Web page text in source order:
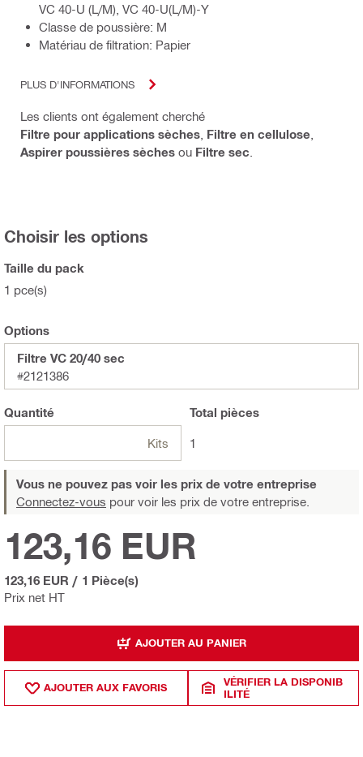
VC 40-U (L/M), VC 40-U(L/M)-Y
Classe de poussière: M
Matériau de filtration: Papier
PLUS D'INFORMATIONS
Les clients ont également cherché
Filtre pour applications sèches Filtre en cellulose
Aspirer poussières sèches ou Filtre sec
Choisir les options
Taille du pack
1 pce(s)
Options
Filtre VC 20/40 sec
#2121386
Quantité
Kits
Total pièces
1
Vous ne pouvez pas voir les prix de votre entreprise
Connectez-vous pour voir les prix de votre entreprise.
Prix net HT
123,16 EUR
123,16 EUR / 1 Pièce(s)
AJOUTER AU PANIER
AJOUTER AUX FAVORIS
VÉRIFIER LA DISPONIB
ILITÉ